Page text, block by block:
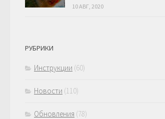
10 АВГ, 2020
РУБРИКИ
Инструкции (60)
Новости (110)
Обновления (78)